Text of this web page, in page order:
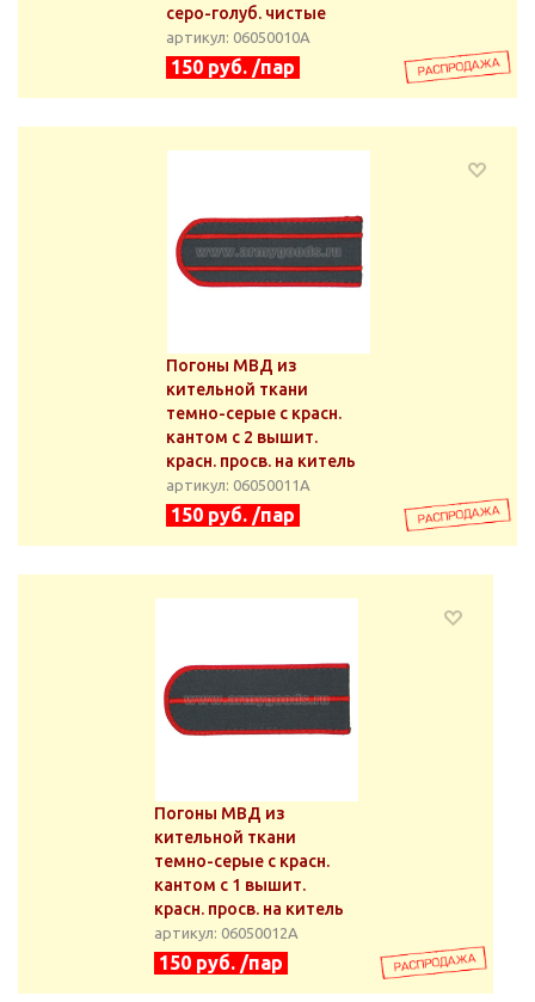
серо-голуб. чистые
артикул: 06050010А
150 руб. /пар
Погоны МВД из
кительной ткани
темно-серые с красн.
кантом с 2 вышит.
красн. просв. на китель
артикул: 06050011А
150 руб. /пар
Погоны МВД из
кительной ткани
темно-серые с красн.
кантом с 1 вышит.
красн. просв. на китель
артикул: 06050012А
150 руб. /пар